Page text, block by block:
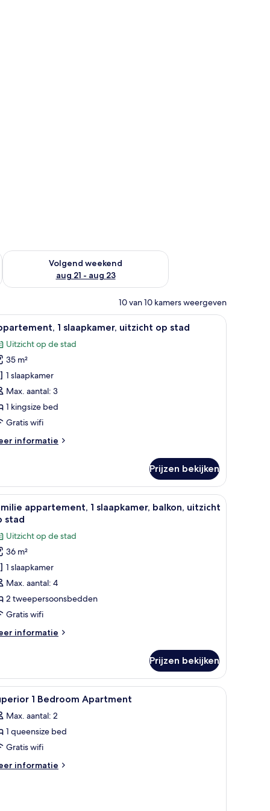
weekend aug 14 - aug 16
Volgend weekend
aug 21 - aug 23
De beschikbaarheid controleren voor volgend weekend aug
10 van 10 kamers weergeven
een douchecabine met glazen wanden.
bed, een bureau met een laptop, een stoel en een klein tafeltje.
Een moderne hotelkamer met een groot
8 1 slaapkamer, uitzicht op stad
Uitzicht op de stad
35 m²
1 slaapkamer
Max. aantal: 3
1 kingsize bed
Gratis wifi
informatie
Prijzen bekijken
spiegel en uitzicht op de hotellobby.Een hotelkamer met twee bedden, een
6
appartement, 1 slaapkamer, balkon, uitzicht
stad
Uitzicht op de stad
36 m²
1 slaapkamer
Max. aantal: 4
2 tweepersoonsbedden
Gratis wifi
informatie
Prijzen bekijken
een houten standaard.
gordijnen Een minibar, een bureau, verduisterende
7 1 Bedroom Apartment
Max. aantal: 2
1 queensize bed
Gratis wifi
informatie